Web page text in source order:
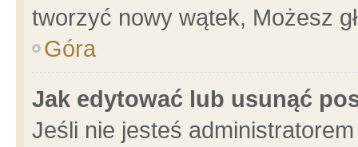
tworzyć nowy wątek, Możesz
Góra
Jak edytować lub usunąć
Jeśli nie jesteś